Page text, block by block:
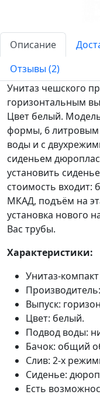
Описание
Отзывы (2)
Унитаз чешского
горизонтальным
Цвет белый.
формы, 6
воды и с
сиденьем
установить
стоимость входит:
МКАД, подъём на
установка нового
Вас трубы.
Характеристики:
Унитаз-компакт
Выпуск:
Цвет: белый.
Подвод воды:
Бачок: общий
Слив: 2-х
Сиденье:
Есть